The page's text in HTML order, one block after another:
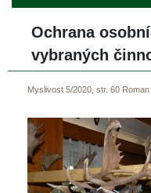
Ochrana
vybraných
Myslivost 5/2020, str. 60